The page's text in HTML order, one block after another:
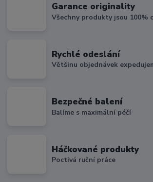
Garance originality
Všechny produkty jsou 100%
Rychlé odeslání
Většinu objednávek
Bezpečné balení
Balíme s maximální péčí
Háčkované produkty
Poctivá ruční práce